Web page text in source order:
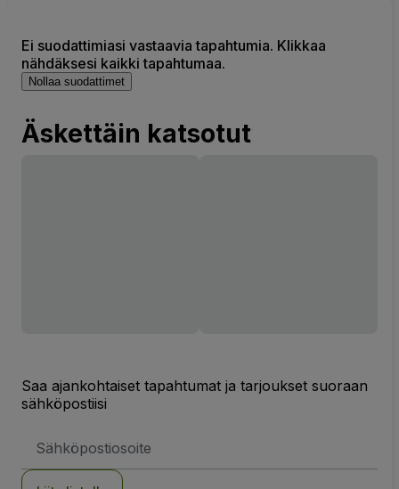
Ei suodattimiasi vastaavia tapahtumia. Klikkaa
nähdäksesi kaikki tapahtumaa.
Nollaa suodattimet
Äskettäin katsotut
Saa ajankohtaiset tapahtumat ja tarjoukset suoraan
sähköpostiisi